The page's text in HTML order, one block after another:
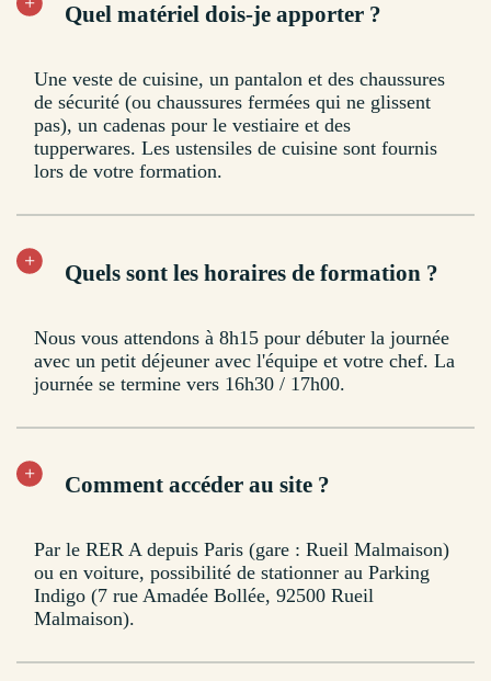
Quel matériel dois-je apporter ?
Une veste de cuisine, un pantalon et des chaussures
de sécurité (ou chaussures fermées qui ne glissent
pas), un cadenas pour le vestiaire et des
tupperwares. Les ustensiles de cuisine sont fournis
lors de votre formation.
Quels sont les horaires de formation ?
Nous vous attendons à 8h15 pour débuter la journée
avec un petit déjeuner avec l'équipe et votre chef. La
journée se termine vers 16h30 / 17h00.
Comment accéder au site ?
Par le RER A depuis Paris (gare : Rueil Malmaison)
ou en voiture, possibilité de stationner au Parking
Indigo (7 rue Amadée Bollée, 92500 Rueil
Malmaison).